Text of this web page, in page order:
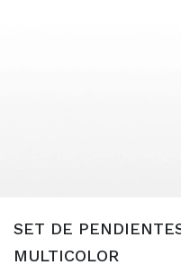
SET DE
MULTICOLOR